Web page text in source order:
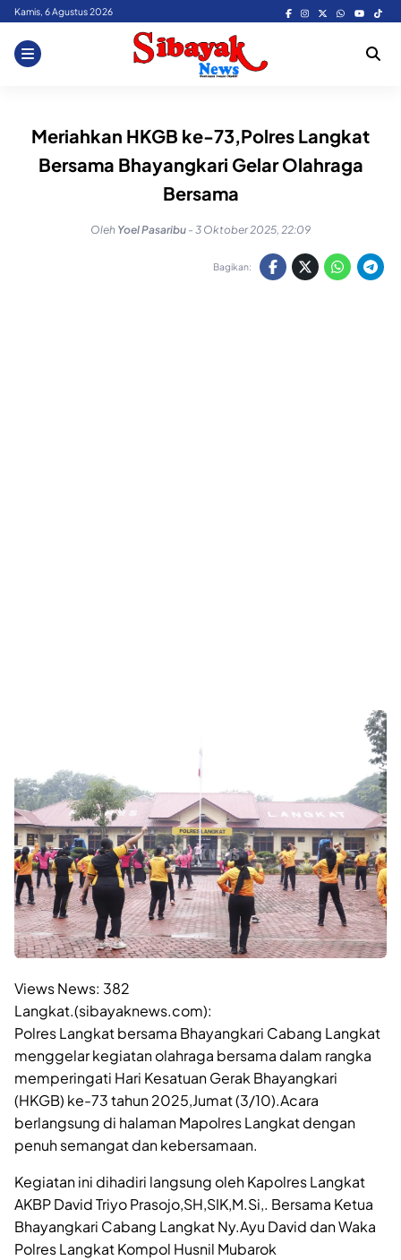
Skip
content
Kamis, 6 Agustus 2026
Meriahkan HKGB ke-73,Polres Langkat
Bersama Bhayangkari Gelar Olahraga
Bersama
Oleh Yoel Pasaribu - 3 Oktober 2025, 22:09
Bagikan:
Views News: 382
Langkat.(sibayaknews.com):
Polres Langkat bersama Bhayangkari Cabang Langkat
menggelar kegiatan olahraga bersama dalam rangka
memperingati Hari Kesatuan Gerak Bhayangkari
(HKGB) ke-73 tahun 2025,Jumat (3/10).Acara
berlangsung di halaman Mapolres Langkat dengan
penuh semangat dan kebersamaan.
Kegiatan ini dihadiri langsung oleh Kapolres Langkat
AKBP David Triyo Prasojo,SH,SIK,M.Si,. Bersama Ketua
Bhayangkari Cabang Langkat Ny.Ayu David dan Waka
Polres Langkat Kompol Husnil Mubarok